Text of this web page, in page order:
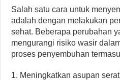
Salah satu cara untuk
adalah dengan melakukan
sehat. Beberapa perubahan
mengurangi risiko wasir
proses penyembuhan
1. Meningkatkan asupan serat